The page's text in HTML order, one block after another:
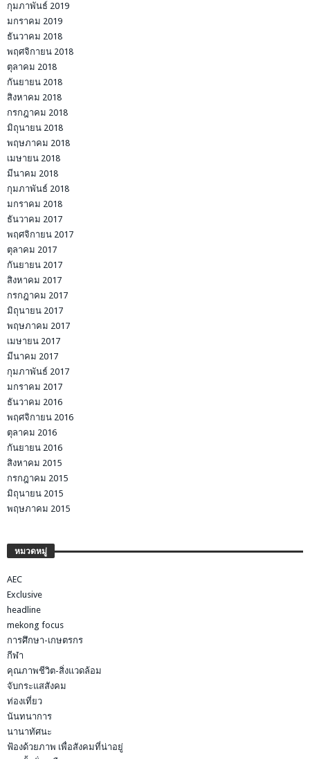
กุมภาพันธ์ 2019
มกราคม 2019
ธันวาคม 2018
พฤศจิกายน 2018
ตุลาคม 2018
กันยายน 2018
สิงหาคม 2018
กรกฎาคม 2018
มิถุนายน 2018
พฤษภาคม 2018
เมษายน 2018
มีนาคม 2018
กุมภาพันธ์ 2018
มกราคม 2018
ธันวาคม 2017
พฤศจิกายน 2017
ตุลาคม 2017
กันยายน 2017
สิงหาคม 2017
กรกฎาคม 2017
มิถุนายน 2017
พฤษภาคม 2017
เมษายน 2017
มีนาคม 2017
กุมภาพันธ์ 2017
มกราคม 2017
ธันวาคม 2016
พฤศจิกายน 2016
ตุลาคม 2016
กันยายน 2016
สิงหาคม 2015
กรกฎาคม 2015
มิถุนายน 2015
พฤษภาคม 2015
หมวดหมู่
AEC
Exclusive
headline
mekong focus
การศึกษา-เกษตรกร
กีฬา
คุณภาพชีวิต-สิ่งแวดล้อม
จับกระแสสังคม
ท่องเที่ยว
นันทนาการ
นานาทัศนะ
ฟ้องด้วยภาพ เพื่อสังคมที่น่าอยู่